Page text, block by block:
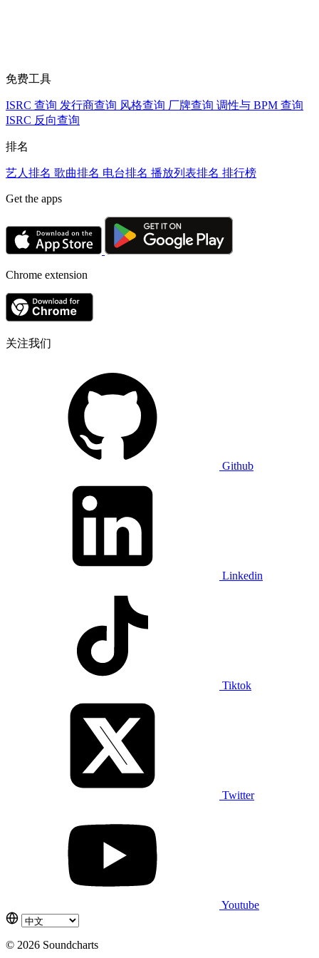
免费工具
ISRC 查询 发行商查询 风格查询 厂牌查询 调性与 BPM 查询
ISRC 反向查询
排名
艺人排名 歌曲排名 电台排名 播放列表排名 排行榜
Get the apps
Chrome extension
关注我们
Github
Linkedin
Tiktok
Twitter
Youtube
© 2026 Soundcharts